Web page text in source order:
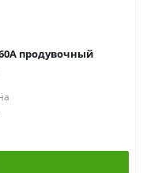
продувочный